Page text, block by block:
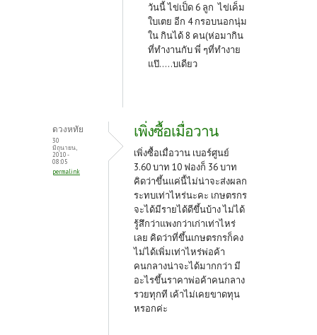
วันนี้ ไข่เป็ด 6 ลูก ไข่เค็ม
ใบเตย อีก 4 กรอบนอกนุ่ม
ใน กินได้ 8 คน(ห่อมากิน
ที่ทำงานกับ พี่ ๆที่ทำงาย
แป๊.....บเดียว
ดวงหทัย
30
มิถุนายน,
2010 -
08:05
permalink
เพิ่งซื้อเมื่อวาน
เพิ่งซื้อเมื่อวาน เบอร์ศูนย์
3.60 บาท 10 ฟองก็ 36 บาท
คิดว่าขึ้นแค่นี้ไม่น่าจะส่งผลก
ระทบเท่าไหร่นะคะ เกษตรกร
จะได้มีรายได้ดีขึ้นบ้าง ไม่ได้
รู้สึกว่าแพงกว่าเก่าเท่าไหร่
เลย คิดว่าที่ขึ้นเกษตรกรก็คง
ไม่ได้เพิ่มเท่าไหร่พ่อค้า
คนกลางน่าจะได้มากกว่า มี
อะไรขึ้นราคาพ่อค้าคนกลาง
รวยทุกที เค้าไม่เคยขาดทุน
หรอกค่ะ